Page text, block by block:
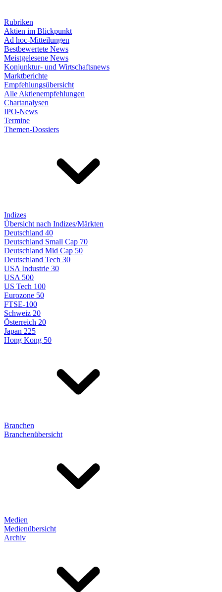
Rubriken
Aktien im Blickpunkt
Ad hoc-Mitteilungen
Bestbewertete News
Meistgelesene News
Konjunktur- und Wirtschaftsnews
Marktberichte
Empfehlungsübersicht
Alle Aktienempfehlungen
Chartanalysen
IPO-News
Termine
Themen-Dossiers
Indizes
Übersicht nach Indizes/Märkten
Deutschland 40
Deutschland Small Cap 70
Deutschland Mid Cap 50
Deutschland Tech 30
USA Industrie 30
USA 500
US Tech 100
Eurozone 50
FTSE-100
Schweiz 20
Österreich 20
Japan 225
Hong Kong 50
Branchen
Branchenübersicht
Medien
Medienübersicht
Archiv